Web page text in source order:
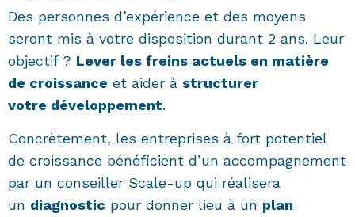
Des personnes d’expérience et des moyens
seront mis à votre disposition durant 2 ans. Leur
objectif ? Lever les freins actuels en matière
de croissance et aider à structurer
votre développement.
Concrètement, les entreprises à fort potentiel
de croissance bénéficient d’un accompagnement
par un conseiller Scale-up qui réalisera
un diagnostic pour donner lieu à un plan